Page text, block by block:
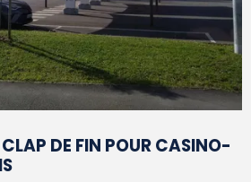
DE FIN POUR CASINO-